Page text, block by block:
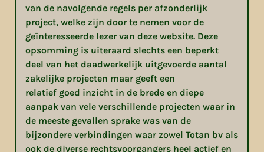
van de navolgende regels per afzonderlijk
project, welke zijn door te nemen voor de
geïnteresseerde lezer van deze website. Deze
opsomming is uiteraard slechts een beperkt
deel van het daadwerkelijk uitgevoerde aantal
zakelijke projecten maar geeft een
relatief goed inzicht in de brede en diepe
aanpak van vele verschillende projecten waar in
de meeste gevallen sprake was van de
bijzondere verbindingen waar zowel Totan bv als
ook de diverse rechtsvoorgangers heel actief en